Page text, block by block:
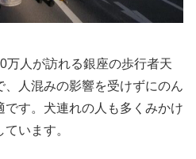
万人が訪れる銀座の歩行者天
、人混みの影響を受けずにのん
す。犬連れの人も多くみかけ
います。